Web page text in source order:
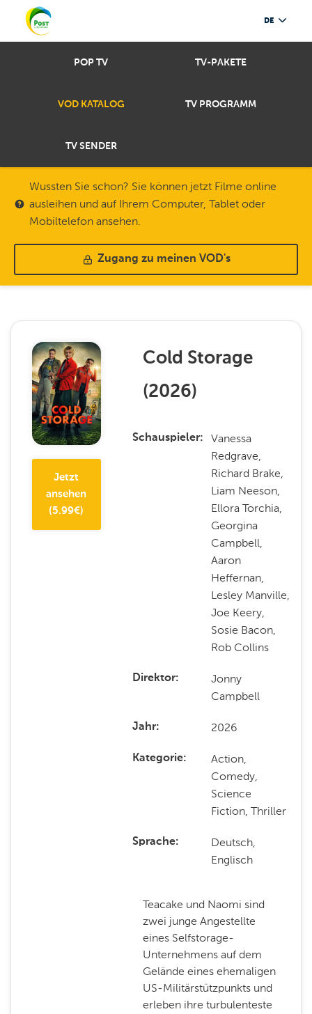
DE
POP TV TV-PAKETE
VOD KATALOG TV PROGRAMM
TV SENDER
Wussten Sie schon? Sie können jetzt Filme online
ausleihen und auf Ihrem Computer, Tablet oder
Mobiltelefon ansehen.
Zugang zu meinen VOD's
Jetzt
ansehen
(5.99€)
Cold Storage
(2026)
Schauspieler
Vanessa
Redgrave,
Richard Brake,
Liam Neeson,
Ellora Torchia,
Georgina
Campbell,
Aaron
Heffernan,
Lesley Manville,
Joe Keery,
Sosie Bacon,
Rob Collins
Direktor
Jonny
Campbell
Jahr 2026
Kategorie
Action,
Comedy,
Science
Fiction, Thriller
Sprache
Deutsch,
Englisch
Teacake und Naomi sind
zwei junge Angestellte
eines Selfstorage-
Unternehmens auf dem
Gelände eines ehemaligen
US-Militärstützpunkts und
erleben ihre turbulenteste